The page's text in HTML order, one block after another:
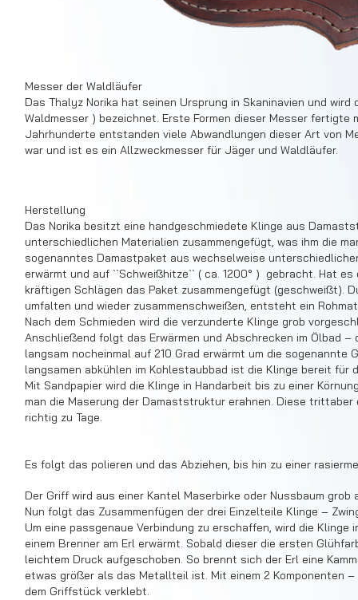
Messer der Waldläufer
Das Thalyz Norika hat seinen Ursprung in Skaninavien und
Waldmesser ) bezeichnet. Erste Formen dieser Messer fertigte
Jahrhunderte entstanden viele Abwandlungen dieser Art von
war und ist es ein Allzweckmesser für Jäger und Waldläufer.
Herstellung
Das Norika besitzt eine handgeschmiedete Klinge aus
unterschiedlichen Materialien zusammengefügt, was ihm die
sogenanntes Damastpaket aus wechselweise
erwärmt und auf ``Schweißhitze`` ( ca. 1200° ) gebracht. Hat
kräftigen Schlägen das Paket zusammengefügt (geschweißt).
umfalten und wieder zusammenschweißen, entsteht ein
Nach dem Schmieden wird die verzunderte Klinge grob
Anschließend folgt das Erwärmen und Abschrecken im Ölbad
langsam nocheinmal auf 210 Grad erwärmt um die sogenannte
langsamen abkühlen im Kohlestaubbad ist die Klinge bereit für
Mit Sandpapier wird die Klinge in Handarbeit bis zu einer
man die Maserung der Damaststruktur erahnen. Diese
richtig zu Tage.
Es folgt das polieren und das Abziehen, bis hin zu einer
Der Griff wird aus einer Kantel Maserbirke oder Nussbaum grob
Nun folgt das Zusammenfügen der drei Einzelteile Klinge –
Um eine passgenaue Verbindung zu erschaffen, wird die
einem Brenner am Erl erwärmt. Sobald dieser die ersten
leichtem Druck aufgeschoben. So brennt sich der Erl eine
etwas größer als das Metallteil ist. Mit einem 2 Komponenten
dem Griffstück verklebt.